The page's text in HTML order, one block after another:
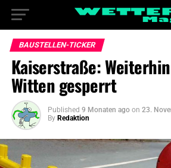
BAUSTELLEN-TICKER
Kaiserstraße:
Witten gesperrt
Published 9 Monaten ago on 23.
By Redaktion